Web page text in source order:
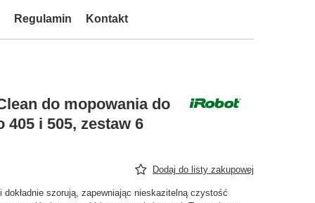
Regulamin Kontakt
do mopowania do
405 i 505, zestaw 6
Dodaj do listy zakupowej
dokładnie szorują, zapewniając nieskazitelną czystość